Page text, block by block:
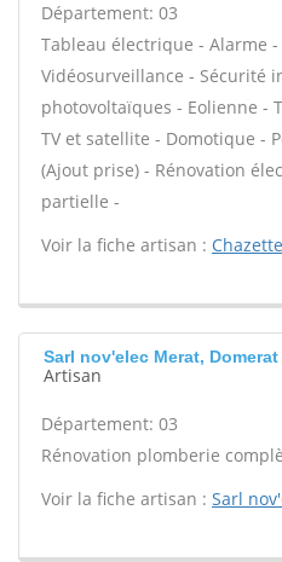
Département: 03
Tableau électrique - Alarme
Vidéosurveillance - Sécurité
photovoltaïques - Eolienne -
TV et satellite - Domotique -
(Ajout prise) - Rénovation
partielle -
Voir la fiche artisan :
Sarl nov'elec Merat, Domerat
Artisan
Département: 03
Rénovation plomberie
Voir la fiche artisan : Sarl